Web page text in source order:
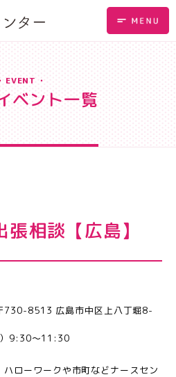
EVENT
ベント一覧
相談【広島】
730-8513 広島市中区上八丁堀8-
9:30～11:30
ローワークや市町などナースセン